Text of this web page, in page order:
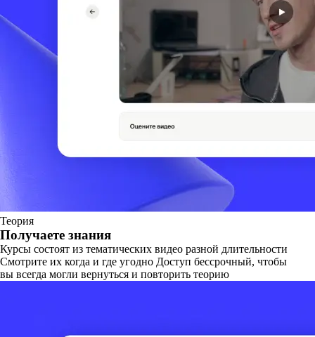
Теория
Получаете знания
Курсы состоят из тематических видео разной длительности
Смотрите их когда и где угодно Доступ бессрочный, чтобы
вы всегда могли вернуться и повторить теорию